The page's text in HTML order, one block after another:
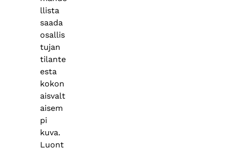
llista
saada
osallis
tujan
tilante
esta
kokon
aisvalt
aisem
pi
kuva.
Luont